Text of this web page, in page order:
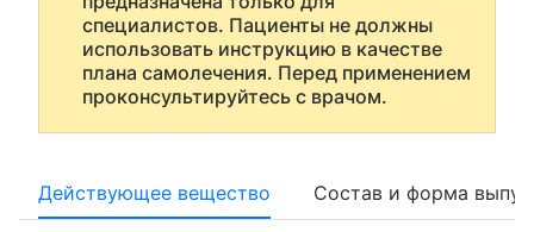
специалистов. Пациенты не должны
использовать инструкцию в качестве
плана самолечения. Перед применением
проконсультируйтесь с врачом.
Действующее вещество Состав и форма